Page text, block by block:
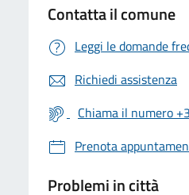
Contatta il comune
Leggi le domande
Richiedi assistenza
Chiama il numero
Prenota
Problemi in città